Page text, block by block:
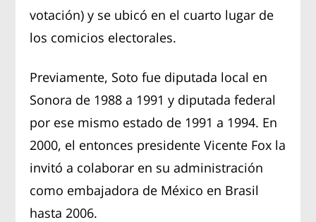
votación) y se ubicó en el cuarto lugar de
los comicios electorales.
Previamente, Soto fue diputada local en
Sonora de 1988 a 1991 y diputada federal
por ese mismo estado de 1991 a 1994. En
2000, el entonces presidente Vicente Fox la
invitó a colaborar en su administración
como embajadora de México en Brasil
hasta 2006.